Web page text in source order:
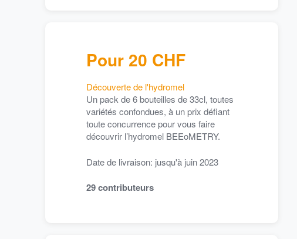
Pour 20 CHF
Découverte de l'hydromel
Un pack de 6 bouteilles de 33cl, toutes
variétés confondues, à un prix défiant
toute concurrence pour vous faire
découvrir l’hydromel BEEoMETRY.
Date de livraison: jusqu'à juin 2023
29contributeurs
MERCI aux 103 personnes qui ont contribué !